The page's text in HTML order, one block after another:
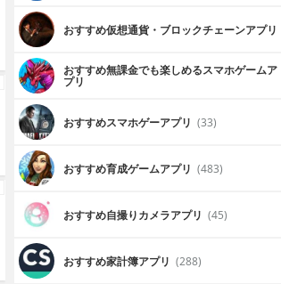
おすすめ仮想通貨・ブロックチェーンアプリ
おすすめ無課金でも楽しめるスマホゲームア
プリ
おすすめスマホゲーアプリ (33)
おすすめ育成ゲームアプリ (483)
おすすめ自撮りカメラアプリ (45)
おすすめ家計簿アプリ (288)